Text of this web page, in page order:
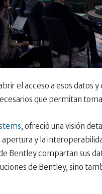
el acceso a esos
que permitan
, ofreció una visión
y la
Bentley compartan sus
de Bentley, sino